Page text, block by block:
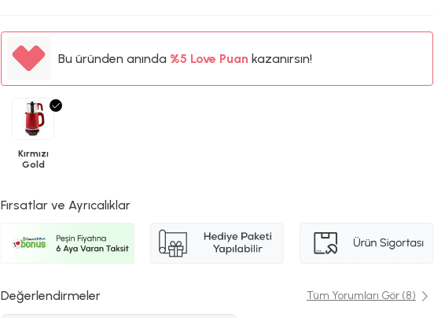
Bu üründen anında %5
%5
Love Puan kazanırsın!
Kırmızı
Gold
Fırsatlar ve Ayrıcalıklar
Değerlendirmeler Tüm Yorumları Gör (8)